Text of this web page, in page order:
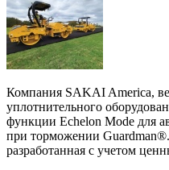
Компания SAKAI America,
уплотнительного
функции Echelon Mode для
при торможении
разработанная с учетом